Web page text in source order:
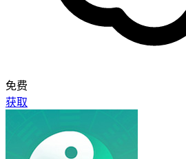
免费
获取